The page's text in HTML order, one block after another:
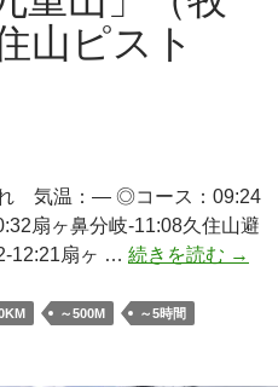
山ピスト
気温：— ◎コース：09:24
扇ヶ鼻分岐-11:08久住山避
12:21扇ヶ … 続きを読む 日
→
～500M ～5時間